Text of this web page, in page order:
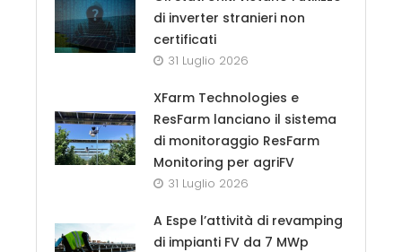
di inverter stranieri non
certificati
31 Luglio 2026
XFarm Technologies e
ResFarm lanciano il sistema
di monitoraggio ResFarm
Monitoring per agriFV
31 Luglio 2026
A Espe l’attività di revamping
di impianti FV da 7 MWp